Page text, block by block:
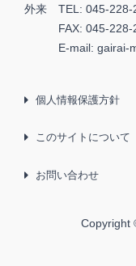
外来 TEL:045-228-
FAX:045-228-
E-mail:gairai-
個人情報保護方針
このサイトについて
お問い合わせ
Copyright